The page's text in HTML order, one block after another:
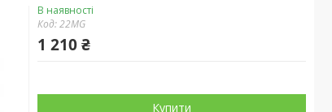
В наявності
Код:22MG
1 210 ₴
Купити